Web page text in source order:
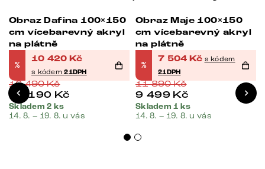
-37%
Obraz Dafina 100×150
cm vícebarevný akryl
na plátně
%
10 420 Kč
s kódem21DPH
16 490Kč
13 190 Kč
Skladem 2 ks
14. 8. – 19. 8. u vás
-37%
Obraz Maje 100×150
cm vícebarevný akryl
na plátně
%
7 504 Kč s kódem
21DPH
11 890Kč
9 499 Kč
Skladem 1 ks
14. 8. – 19. 8. u vás